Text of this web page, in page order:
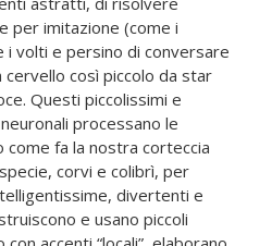
per imitazione (come i
i volti e persino di conversare
così piccolo da star
Questi piccolissimi e
processano le
come fa la nostra corteccia
corvi e colibrì, per
divertenti e
e usano piccoli